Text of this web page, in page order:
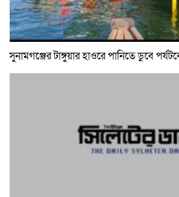
সুনামগঞ্জের টাঙ্গুয়ার হাওরে পানিতে ডুবে